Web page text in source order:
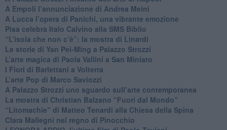
​A Empoli l’annunciazione di Andrea Meini
A Lucca l’opera di Panichi, una vibrante emozione
Pisa celebra Italo Calvino alla SMS Biblio
“L’isola che non c’è”: la mostra di Linardi
​Le storie di Yan Pei-Ming a Palazzo Strozzi
​L’arte magica di Paola Vallini a San Miniato
​I Fiori di Barlettani a Volterra
​L’arte Pop di Marco Saviozzi
​A Palazzo Strozzi uno sguardo sull’arte contemporanea
La mostra di Christian Balzano “Fuori dal Mondo”
​“Litomachie” di Matteo Tenardi alla Chiesa della Spina
​Clara Mallegni nel regno di Pinocchio